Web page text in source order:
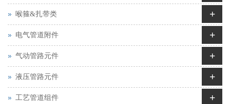
喉箍&扎带类 +
电气管道附件 +
气动管路元件 +
液压管路元件 +
工艺管道组件 +